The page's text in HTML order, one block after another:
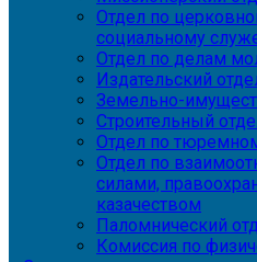
Отдел по
социальному
Отдел по делам
Издательский
Земельно-
Строительный
Отдел по
Отдел по
силами,
казачеством
Паломнический
Комиссия по